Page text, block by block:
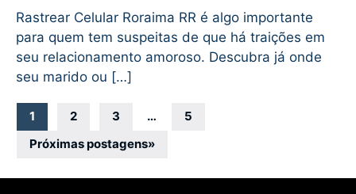
Rastrear Celular Roraima RR é algo importante
para quem tem suspeitas de que há traições em
seu relacionamento amoroso. Descubra já onde
seu marido ou […]
Navegação
por
posts
1 2 3 …
5
Próximas postagens»